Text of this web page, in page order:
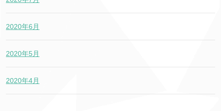
2020年6月
2020年5月
2020年4月